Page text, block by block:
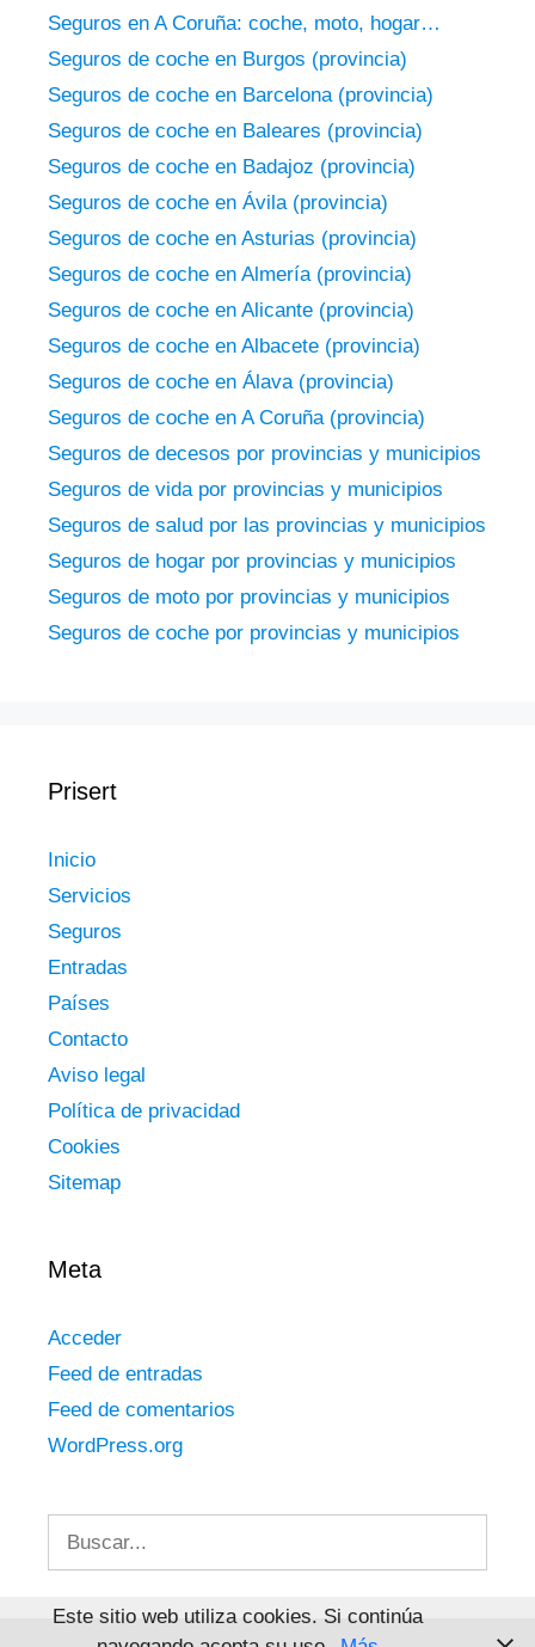
Seguros en A Coruña: coche, moto, hogar…
Seguros de coche en Burgos (provincia)
Seguros de coche en Barcelona (provincia)
Seguros de coche en Baleares (provincia)
Seguros de coche en Badajoz (provincia)
Seguros de coche en Ávila (provincia)
Seguros de coche en Asturias (provincia)
Seguros de coche en Almería (provincia)
Seguros de coche en Alicante (provincia)
Seguros de coche en Albacete (provincia)
Seguros de coche en Álava (provincia)
Seguros de coche en A Coruña (provincia)
Seguros de decesos por provincias y municipios
Seguros de vida por provincias y municipios
Seguros de salud por las provincias y municipios
Seguros de hogar por provincias y municipios
Seguros de moto por provincias y municipios
Seguros de coche por provincias y municipios
Prisert
Inicio
Servicios
Seguros
Entradas
Países
Contacto
Aviso legal
Política de privacidad
Cookies
Sitemap
Meta
Acceder
Feed de entradas
Feed de comentarios
WordPress.org
Este sitio web utiliza cookies. Si continúa